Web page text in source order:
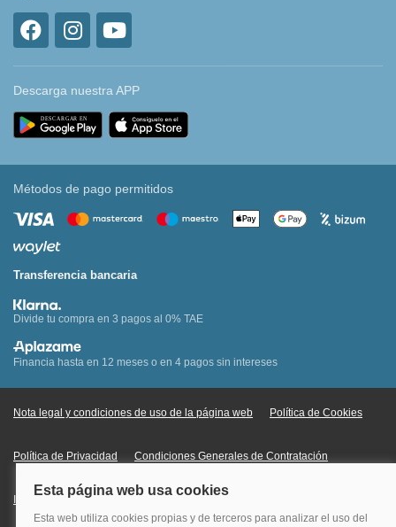
Descarga nuestra APP
Métodos de pago permitidos
Transferencia bancaria
Divide tu compra en 3 pagos al 0% TAE
Financia hasta en 12 meses o en 4 pagos sin intereses
Nota legal y condiciones de uso de la página web Política de Cookies
Política de Privacidad Condiciones Generales de Contratación
Información Legal sobre Mercados en Línea